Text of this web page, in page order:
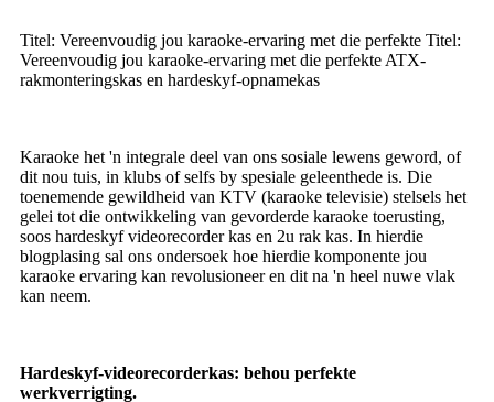
Titel: Vereenvoudig jou karaoke-ervaring met die perfekte Titel:
Vereenvoudig jou karaoke-ervaring met die perfekte ATX-
rakmonteringskas en hardeskyf-opnamekas
Karaoke het 'n integrale deel van ons sosiale lewens geword, of
dit nou tuis, in klubs of selfs by spesiale geleenthede is. Die
toenemende gewildheid van KTV (karaoke televisie) stelsels het
gelei tot die ontwikkeling van gevorderde karaoke toerusting,
soos hardeskyf videorecorder kas en 2u rak kas. In hierdie
blogplasing sal ons ondersoek hoe hierdie komponente jou
karaoke ervaring kan revolusioneer en dit na 'n heel nuwe vlak
kan neem.
Hardeskyf-videorecorderkas: behou perfekte
werkverrigting.